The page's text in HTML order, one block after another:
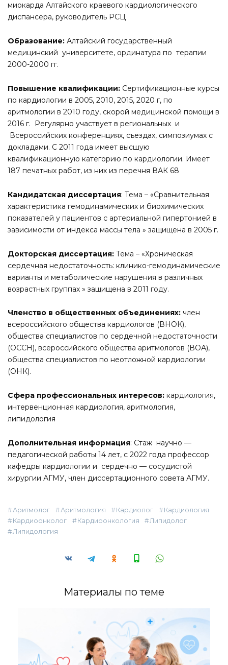
миокарда Алтайского краевого кардиологического
диспансера, руководитель РСЦ
Образование: Алтайский государственный
медицинский университете, ординатура по терапии
2000-2000 гг.
Повышение квалификации: Сертификационные курсы
по кардиологии в 2005, 2010, 2015, 2020 г, по
аритмологии в 2010 году, скорой медицинской помощи в
2016 г. Регулярно участвует в региональных и
Всероссийских конференциях, съездах, симпозиумах с
докладами. С 2011 года имеет высшую
квалификационную категорию по кардиологии. Имеет
187 печатных работ, из них из перечня ВАК 68
Кандидатская диссертация: Тема – «Сравнительная
характеристика гемодинамических и биохимических
показателей у пациентов с артериальной гипертонией в
зависимости от индекса массы тела » защищена в 2005 г.
Докторская диссертация: Тема – «Хроническая
сердечная недостаточность: клинико-гемодинамические
варианты и метаболические нарушения в различных
возрастных группах » защищена в 2011 году.
Членство в общественных объединениях: член
всероссийского общества кардиологов (ВНОК),
общества специалистов по сердечной недостаточности
(ОССН), всероссийского общества аритмологов (ВОА),
общества специалистов по неотложной кардиологии
(ОНК).
Сфера профессиональных интересов: кардиология,
интервенционная кардиология, аритмология,
липидология
Дополнительная информация: Стаж научно —
педагогической работы 14 лет, с 2022 года профессор
кафедры кардиологии и сердечно — сосудистой
хирургии АГМУ, член диссертационного совета АГМУ.
Аритмолог Аритмология Кардиолог
Кардиология
Кардиоонколог
Кардиоонкология
Липидолог
Липидология
Материалы по теме